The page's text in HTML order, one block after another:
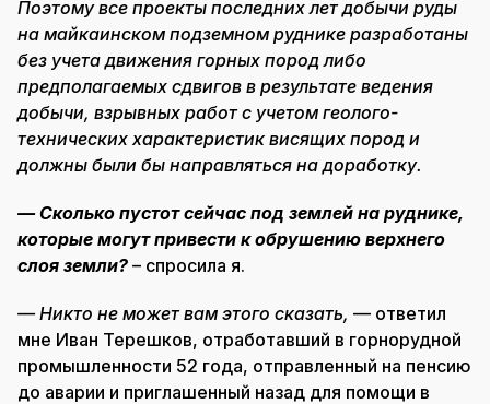
Поэтому все проекты последних лет добычи руды
на майкаинском подземном руднике разработаны
без учета движения горных пород либо
предполагаемых сдвигов в результате ведения
добычи, взрывных работ с учетом геолого-
технических характеристик висящих пород и
должны были бы направляться на доработку.
— Сколько пустот сейчас под землей на руднике,
которые могут привести к обрушению верхнего
слоя земли? – спросила я.
— Никто не может вам этого сказать, — ответил
мне Иван Терешков, отработавший в горнорудной
промышленности 52 года, отправленный на пенсию
до аварии и приглашенный назад для помощи в